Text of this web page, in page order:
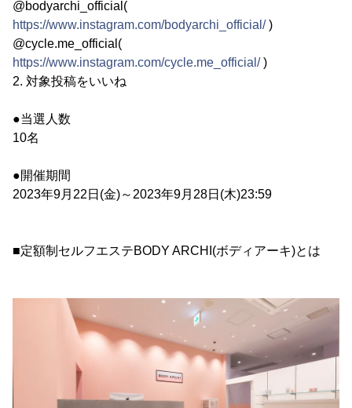
@bodyarchi_official(
https://www.instagram.com/bodyarchi_official/)
@cycle.me_official(
https://www.instagram.com/cycle.me_official/)
2. 対象投稿をいいね
●当選人数
10名
●開催期間
2023年9月22日(金)～2023年9月28日(木)23:59
■定額制セルフエステBODY ARCHI(ボディアーキ)とは